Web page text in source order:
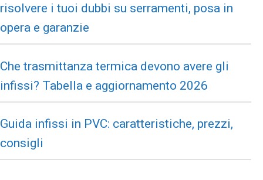
risolvere i tuoi dubbi su serramenti, posa in
opera e garanzie
Che trasmittanza termica devono avere gli
infissi? Tabella e aggiornamento 2026
Guida infissi in PVC: caratteristiche, prezzi,
consigli